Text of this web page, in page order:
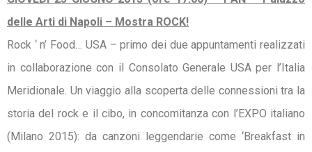
delle Arti di Napoli – Mostra ROCK!
Rock ‘ n’ Food… USA – primo dei due appuntamenti realizzati
in collaborazione con il Consolato Generale USA per l’Italia
Meridionale. Un viaggio alla scoperta delle connessioni tra la
storia del rock e il cibo, in concomitanza con l’EXPO italiano
(Milano 2015): da canzoni leggendarie come ‘Breakfast in